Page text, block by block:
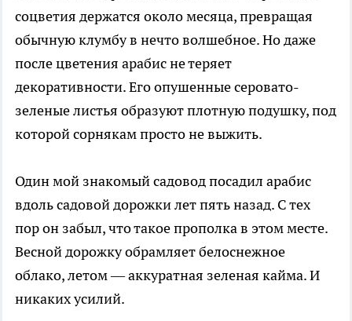
соцветия держатся около месяца, превращая
обычную клумбу в нечто волшебное. Но даже
после цветения арабис не теряет
декоративности. Его опушенные серовато-
зеленые листья образуют плотную подушку, под
которой сорнякам просто не выжить.
Один мой знакомый садовод посадил арабис
вдоль садовой дорожки лет пять назад. С тех
пор он забыл, что такое прополка в этом месте.
Весной дорожку обрамляет белоснежное
облако, летом — аккуратная зеленая кайма. И
никаких усилий.